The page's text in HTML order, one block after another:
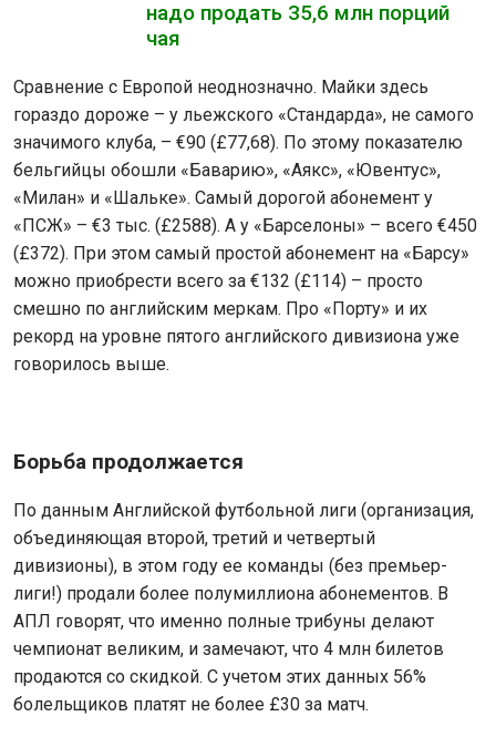
надо продать 35,6 млн порций
чая
Сравнение с Европой неоднозначно. Майки здесь
гораздо дороже – у льежского «Стандарда», не самого
значимого клуба, – €90 (£77,68). По этому показателю
бельгийцы обошли «Баварию», «Аякс», «Ювентус»,
«Милан» и «Шальке». Самый дорогой абонемент у
«ПСЖ» – €3 тыс. (£2588). А у «Барселоны» – всего €450
(£372). При этом самый простой абонемент на «Барсу»
можно приобрести всего за €132 (£114) – просто
смешно по английским меркам. Про «Порту» и их
рекорд на уровне пятого английского дивизиона уже
говорилось выше.
Борьба продолжается
По данным Английской футбольной лиги (организация,
объединяющая второй, третий и четвертый
дивизионы), в этом году ее команды (без премьер-
лиги!) продали более полумиллиона абонементов. В
АПЛ говорят, что именно полные трибуны делают
чемпионат великим, и замечают, что 4 млн билетов
продаются со скидкой. С учетом этих данных 56%
болельщиков платят не более £30 за матч.